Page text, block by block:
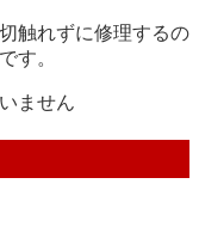
触れずに修理するの
す。
ません